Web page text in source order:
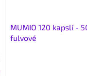
MUMIO 120 kapslí -
fulvové